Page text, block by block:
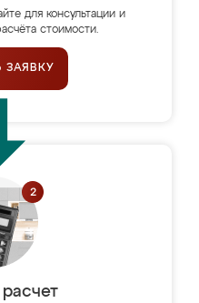
для консультации и
стоимости.
ЗАЯВКУ